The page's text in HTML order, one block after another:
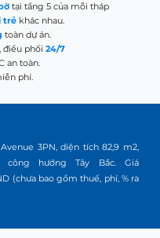
tại tầng 5 của mỗi tháp
trẻ khác nhau.
toàn dự án.
điều phối 24/7
an toàn.
phí.
3PN, diện tích 82,9 m2,
công hướng Tây Bắc. Giá
(chưa bao gồm thuế, phí, % ra